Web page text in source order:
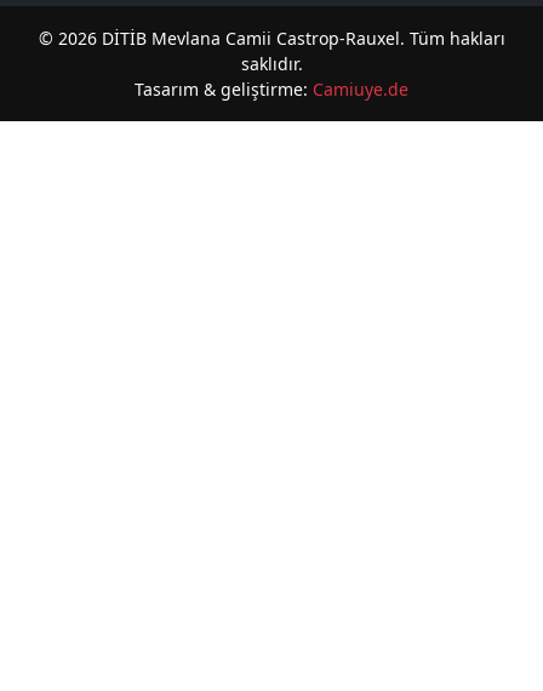
© 2026 DİTİB Mevlana Camii Castrop-Rauxel. Tüm hakları
saklıdır.
Tasarım & geliştirme: Camiuye.de